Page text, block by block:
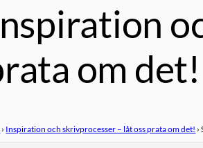
om det!
› Inspiration och skrivprocesser – låt oss prata om det! ›